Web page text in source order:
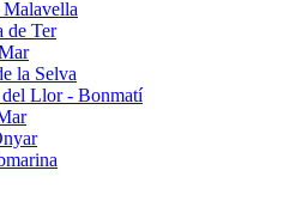
Malavella
de Ter
la Selva
del Llor - Bonmatí